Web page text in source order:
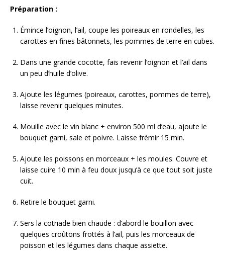
Préparation :
Émince l’oignon, l’ail, coupe les poireaux en rondelles, les
carottes en fines bâtonnets, les pommes de terre en cubes.
Dans une grande cocotte, fais revenir l’oignon et l’ail dans
un peu d’huile d’olive.
Ajoute les légumes (poireaux, carottes, pommes de terre),
laisse revenir quelques minutes.
Mouille avec le vin blanc + environ 500 ml d’eau, ajoute le
bouquet garni, sale et poivre. Laisse frémir 15 min.
Ajoute les poissons en morceaux + les moules. Couvre et
laisse cuire 10 min à feu doux jusqu’à ce que tout soit juste
cuit.
Retire le bouquet garni.
Sers la cotriade bien chaude : d’abord le bouillon avec
quelques croûtons frottés à l’ail, puis les morceaux de
poisson et les légumes dans chaque assiette.